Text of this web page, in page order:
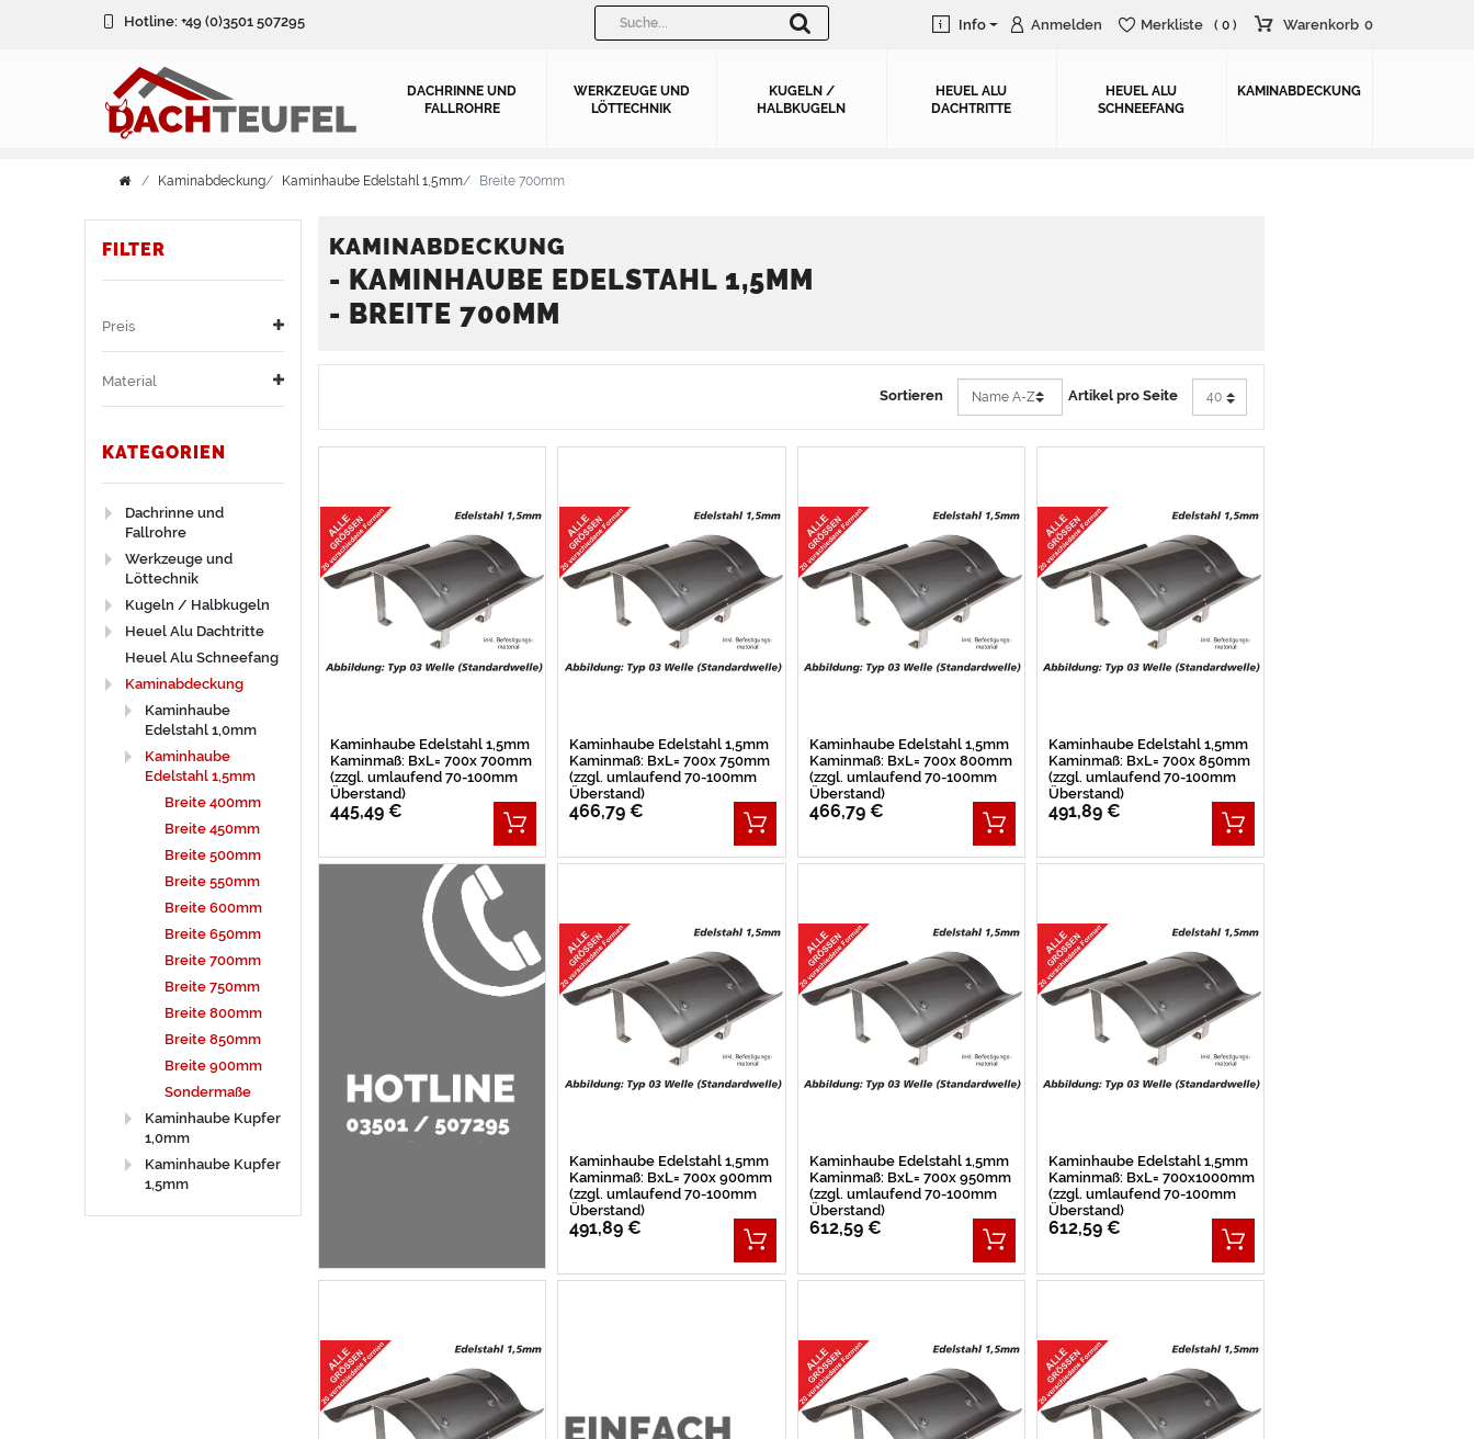
Hotline: +49 (0)3501 507295 Info Anmelden Merkliste ( 0 ) Warenkorb 0
DACHRINNE UND
FALLROHRE
WERKZEUGE UND
LÖTTECHNIK
KUGELN /
HALBKUGELN
HEUEL ALU
DACHTRITTE
HEUEL ALU
SCHNEEFANG
KAMINABDECKUNG
Kaminabdeckung Kaminhaube Edelstahl 1,5mm Breite 700mm
FILTER
Preis
Material
KATEGORIEN
Dachrinne und
Fallrohre
Werkzeuge und
Löttechnik
Kugeln / Halbkugeln
Heuel Alu Dachtritte
Heuel Alu Schneefang
Kaminabdeckung
Kaminhaube
Edelstahl 1,0mm
Kaminhaube
Edelstahl 1,5mm
Breite 400mm
Breite 450mm
Breite 500mm
Breite 550mm
Breite 600mm
Breite 650mm
Breite 700mm
Breite 750mm
Breite 800mm
Breite 850mm
Breite 900mm
Sondermaße
Kaminhaube Kupfer
1,0mm
Kaminhaube Kupfer
1,5mm
KAMINABDECKUNG
- KAMINHAUBE EDELSTAHL 1,5MM
- BREITE 700MM
Sortieren Artikel pro Seite
Kaminhaube Edelstahl 1,5mm
Kaminmaß: BxL= 700x 700mm
(zzgl. umlaufend 70-100mm
Überstand)
445,49 €
Kaminhaube Edelstahl 1,5mm
Kaminmaß: BxL= 700x 750mm
(zzgl. umlaufend 70-100mm
Überstand)
466,79 €
Kaminhaube Edelstahl 1,5mm
Kaminmaß: BxL= 700x 800mm
(zzgl. umlaufend 70-100mm
Überstand)
466,79 €
Kaminhaube Edelstahl 1,5mm
Kaminmaß: BxL= 700x 850mm
(zzgl. umlaufend 70-100mm
Überstand)
491,89 €
Kaminhaube Edelstahl 1,5mm
Kaminmaß: BxL= 700x 900mm
(zzgl. umlaufend 70-100mm
Überstand)
491,89 €
Kaminhaube Edelstahl 1,5mm
Kaminmaß: BxL= 700x 950mm
(zzgl. umlaufend 70-100mm
Überstand)
612,59 €
Kaminhaube Edelstahl 1,5mm
Kaminmaß: BxL= 700x1000mm
(zzgl. umlaufend 70-100mm
Überstand)
612,59 €